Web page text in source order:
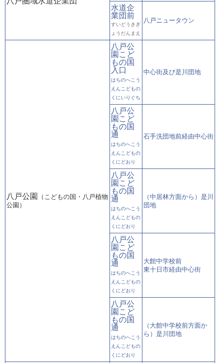
水道企
業団前
すいどうきぎ
ょうだんまえ
八戸ニュータウン
八戸公園
（こどもの国・八戸植物
公園）
八戸公
園こど
もの国
入口
はちのへこう
えんこどもの
くにいりぐち
中心街及び是川団地
八戸公
園こど
もの国
通
はちのへこう
えんこどもの
くにどおり
石手洗団地前経由中心街
八戸公
園こど
もの国
通
はちのへこう
えんこどもの
くにどおり
（中居林方面から）是川
団地
八戸公
園こど
もの国
通
はちのへこう
えんこどもの
くにどおり
大館中学校前
東十日市経由中心街
八戸公
園こど
もの国
通
はちのへこう
えんこどもの
くにどおり
（大館中学校前方面か
ら）是川団地